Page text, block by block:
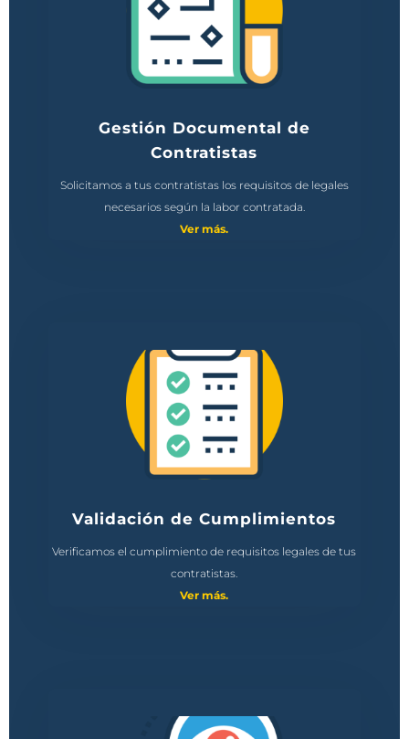
Gestión Documental de
Contratistas
Solicitamos a tus contratistas los requisitos de legales
necesarios según la labor contratada.
Ver más.
Validación de Cumplimientos
Verificamos el cumplimiento de requisitos legales de tus
contratistas.
Ver más.